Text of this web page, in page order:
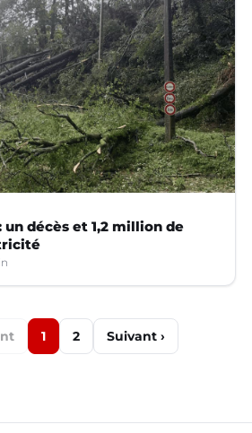
un décès et 1,2 million de
1 2 Suivant ›